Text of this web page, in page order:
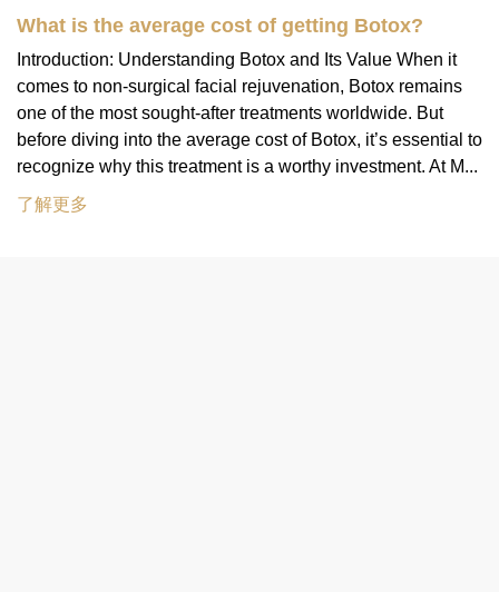
What is the average cost of getting Botox?
Introduction: Understanding Botox and Its Value When it
comes to non-surgical facial rejuvenation, Botox remains
one of the most sought-after treatments worldwide. But
before diving into the average cost of Botox, it’s essential to
recognize why this treatment is a worthy investment. At M...
了解更多